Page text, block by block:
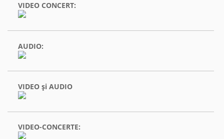
VIDEO CONCERT:
AUDIO:
VIDEO şi AUDIO
VIDEO-CONCERTE: